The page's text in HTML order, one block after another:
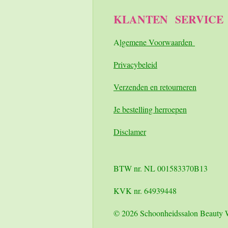
KLANTEN SERVICE
Algemene Voorwaarden
Privacybeleid
Verzenden en retourneren
Je bestelling herroepen
Disclamer
BTW nr. NL 001583370B13
KVK nr. 64939448
© 2026 Schoonheidssalon Beauty